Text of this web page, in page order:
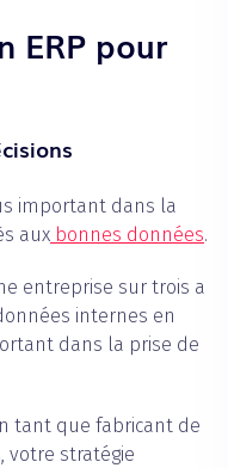
ERP pour
important dans la
aux bonnes données.
entreprise sur trois a
internes en
dans la prise de
tant que fabricant de
votre stratégie